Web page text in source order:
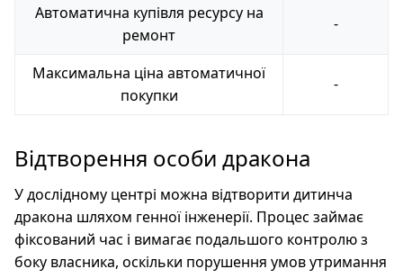
Автоматична купівля ресурсу на
ремонт
-
Максимальна ціна автоматичної
покупки
-
Відтворення особи дракона
У дослідному центрі можна відтворити дитинча
дракона шляхом генної інженерії. Процес займає
фіксований час і вимагає подальшого контролю з
боку власника, оскільки порушення умов утримання